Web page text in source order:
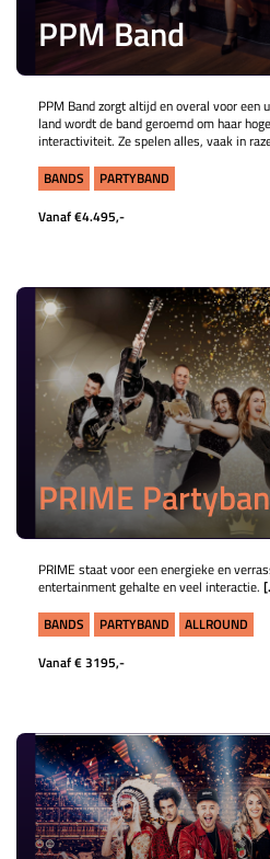
PPM Band
PPM Band zorgt altijd en overal voor een
land wordt de band geroemd om haar
interactiviteit. Ze spelen alles, vaak in
BANDS
PARTYBAND
Vanaf €4.495,-
PRIME
PRIME staat voor een energieke en
entertainment gehalte en veel interactie.
BANDS
PARTYBAND
ALLROUND
Vanaf € 3195,-